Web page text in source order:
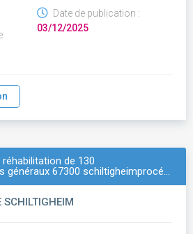
Date de publication :
03/12/2025
de 130
généraux 67300 schiltigheimprocé…
SCHILTIGHEIM